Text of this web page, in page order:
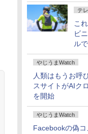
テ
こ
ビ
ル
ス
ど
ど
やじうまWatch
人類はもうお呼
スサイトがAIク
を開始
やじうまWatch
Facebookの偽